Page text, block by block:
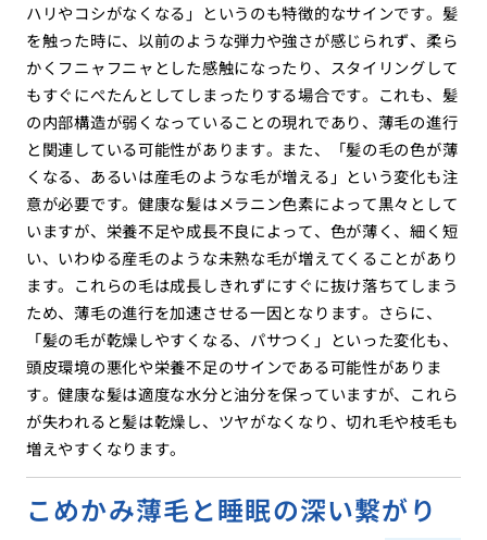
ハリやコシがなくなる」というのも特徴的なサインです。髪
を触った時に、以前のような弾力や強さが感じられず、柔ら
かくフニャフニャとした感触になったり、スタイリングして
もすぐにぺたんとしてしまったりする場合です。これも、髪
の内部構造が弱くなっていることの現れであり、薄毛の進行
と関連している可能性があります。また、「髪の毛の色が薄
くなる、あるいは産毛のような毛が増える」という変化も注
意が必要です。健康な髪はメラニン色素によって黒々として
いますが、栄養不足や成長不良によって、色が薄く、細く短
い、いわゆる産毛のような未熟な毛が増えてくることがあり
ます。これらの毛は成長しきれずにすぐに抜け落ちてしまう
ため、薄毛の進行を加速させる一因となります。さらに、
「髪の毛が乾燥しやすくなる、パサつく」といった変化も、
頭皮環境の悪化や栄養不足のサインである可能性がありま
す。健康な髪は適度な水分と油分を保っていますが、これら
が失われると髪は乾燥し、ツヤがなくなり、切れ毛や枝毛も
増えやすくなります。
こめかみ薄毛と睡眠の深い繋がり